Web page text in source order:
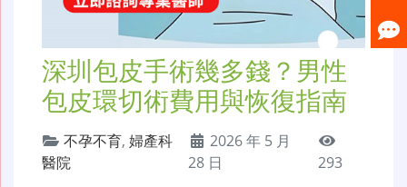
深圳包皮手術幾多錢？男性
包皮環切術費用與恢復指南
不孕不育, 婦產科
醫院
2026 年 5 月
28 日
293